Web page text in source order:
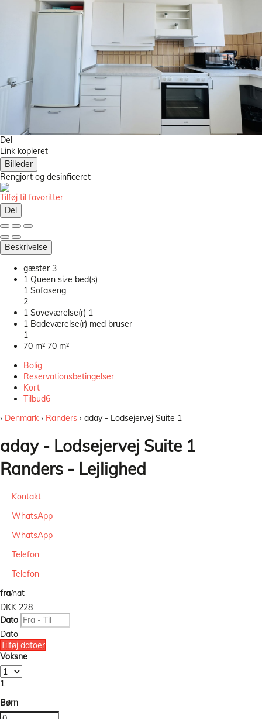
Del
Link kopieret
Billeder
Rengjort og desinficeret
Tilføj til favoritter
Del
Beskrivelse
gæster 3
1 Queen size bed(s)
1 Sofaseng
2
1 Soveværelse(r) 1
1 Badeværelse(r) med bruser
1
70 m² 70 m²
Bolig
Reservationsbetingelser
Kort
Tilbud6
› Denmark › Randers › aday - Lodsejervej Suite 1
aday - Lodsejervej Suite 1
Randers - Lejlighed
Kontakt
WhatsApp
WhatsApp
Telefon
Telefon
fra/nat
DKK 228
Dato
Dato
Tilføj datoer
Voksne
1
Børn